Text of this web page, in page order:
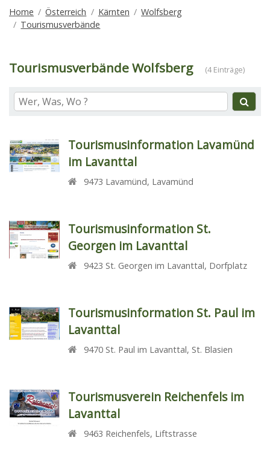
Home Österreich Kärnten
Wolfsberg
Tourismusverbände
Tourismusverbände Wolfsberg (4 Einträge)
Tourismusinformation Lavamünd
im Lavanttal
9473 Lavamünd, Lavamünd
Tourismusinformation St.
Georgen im Lavanttal
9423 St. Georgen im Lavanttal, Dorfplatz
Tourismusinformation St. Paul im
Lavanttal
9470 St. Paul im Lavanttal, St. Blasien
Tourismusverein Reichenfels im
Lavanttal
9463 Reichenfels, Liftstrasse